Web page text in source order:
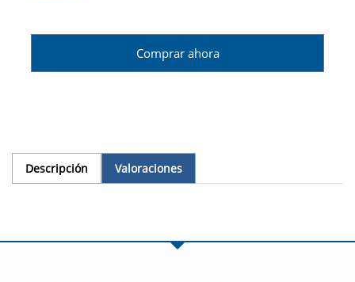
Comprar ahora
Descripción Valoraciones